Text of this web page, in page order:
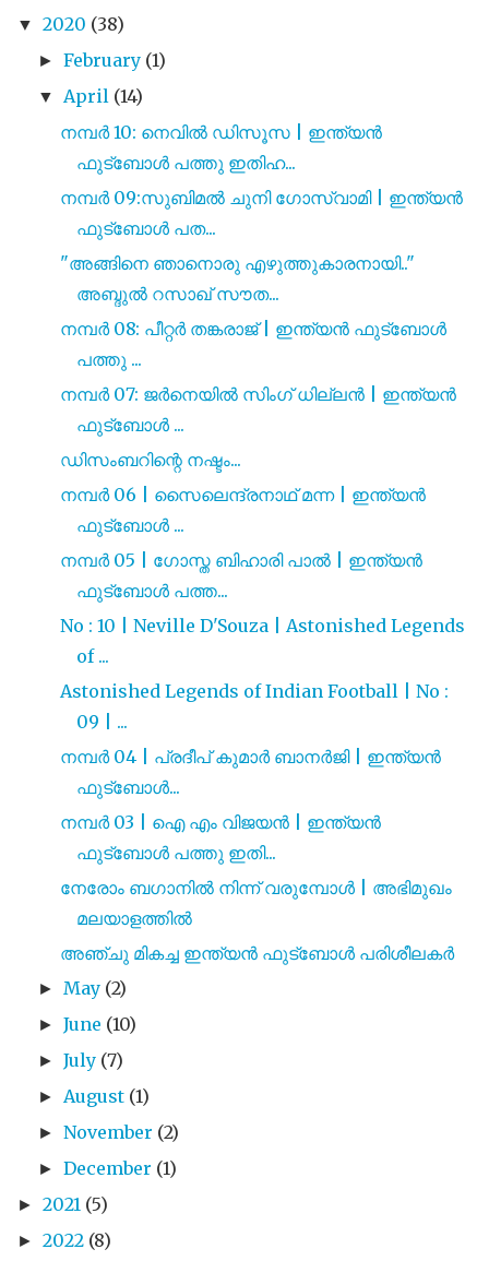
▼ 2020 (38)
►February (1)
▼ April (14)
നമ്പർ 10: നെവിൽ ഡിസൂസ | ഇന്ത്യൻ
ഫുട്ബോൾ പത്തു ഇതിഹ...
നമ്പർ 09:സുബിമൽ ചുനി ഗോസ്വാമി | ഇന്ത്യൻ
ഫുട്ബോൾ പത...
"അങ്ങിനെ ഞാനൊരു എഴുത്തുകാരനായി.."
അബ്ദുൽ റസാഖ് സൗത...
നമ്പർ 08: പീറ്റർ തങ്കരാജ് | ഇന്ത്യൻ ഫുട്ബോൾ
പത്തു ...
നമ്പർ 07: ജർനെയിൽ സിംഗ് ധില്ലൻ | ഇന്ത്യൻ
ഫുട്ബോൾ ...
ഡിസംബറിന്റെ നഷ്ടം...
നമ്പർ 06 | സൈലെന്ദ്രനാഥ്‌ മന്ന | ഇന്ത്യൻ
ഫുട്ബോൾ ...
നമ്പർ 05 | ഗോസ്ത ബിഹാരി പാൽ | ഇന്ത്യൻ
ഫുട്ബോൾ പത്ത...
No : 10 | Neville D'Souza | Astonished Legends
of ...
Astonished Legends of Indian Football | No :
09 | ...
നമ്പർ 04 | പ്രദീപ് കുമാർ ബാനർജി | ഇന്ത്യൻ
ഫുട്ബോൾ...
നമ്പർ 03 | ഐ എം വിജയൻ | ഇന്ത്യൻ
ഫുട്ബോൾ പത്തു ഇതി...
നേരോം ബഗാനിൽ നിന്ന് വരുമ്പോൾ | അഭിമുഖം
മലയാളത്തിൽ
അഞ്ചു മികച്ച ഇന്ത്യൻ ഫുട്ബോൾ പരിശീലകർ
► May (2)
►June (10)
►July (7)
► August (1)
►November (2)
►December (1)
► 2021 (5)
► 2022 (8)